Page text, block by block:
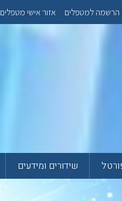
הרשמה למטפלים אזור אישי מטפלים
שידורים ומידעים